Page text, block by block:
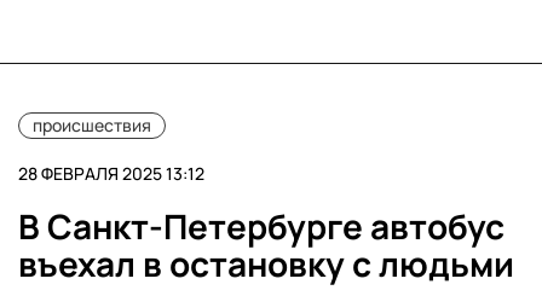
происшествия
28 ФЕВРАЛЯ 2025 13:12
В Санкт-Петербурге автобус
въехал в остановку с людьми